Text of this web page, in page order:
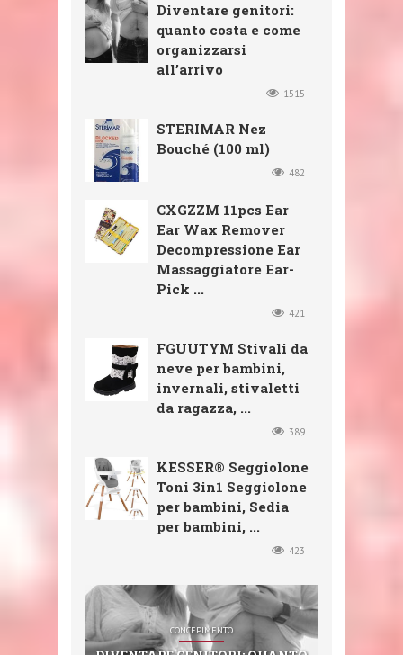
Diventare genitori:
quanto costa e come
organizzarsi
all’arrivo
1515
STERIMAR Nez
Bouché (100 ml)
482
CXGZZM 11pcs Ear
Ear Wax Remover
Decompressione Ear
Massaggiatore Ear-
Pick ...
421
FGUUTYM Stivali da
neve per bambini,
invernali, stivaletti
da ragazza, ...
389
KESSER® Seggiolone
Toni 3in1 Seggiolone
per bambini, Sedia
per bambini, ...
423
CONCEPIMENTO
SHOP
SHOP
CXGZZM 11PCS EAR EAR WAX
SHOP
FGUUTYM STIVALI DA NEVE
SHOP
KESSER® SEGGIOLONE TONI